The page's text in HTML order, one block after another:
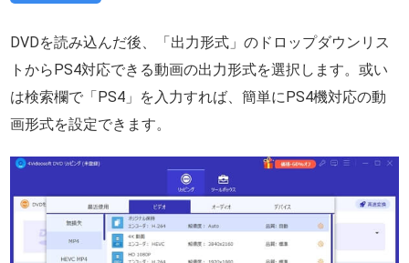
DVDを読み込んだ後、「出力形式」のドロップダウンリス
トからPS4対応できる動画の出力形式を選択します。或い
は検索欄で「PS4」を入力すれば、簡単にPS4機対応の動
画形式を設定できます。